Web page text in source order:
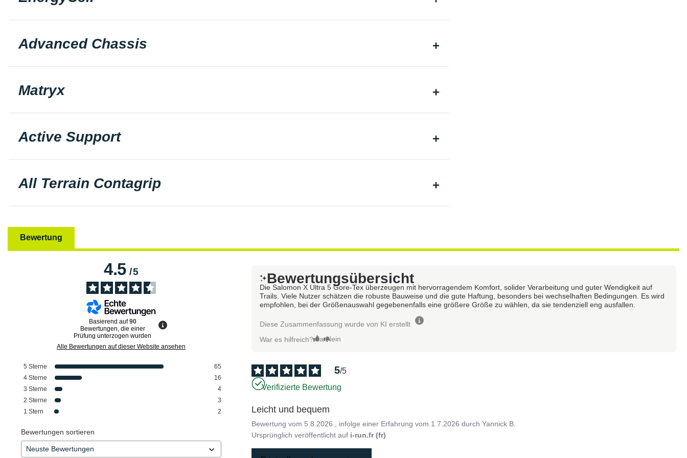
Advanced Chassis
Matryx
Active Support
All Terrain Contagrip
Bewertung
4.5/5
Basierend auf90
Bewertungen, die einer
Prüfung unterzogen wurden
Alle Bewertungen auf dieser Website ansehen
5 Sterne
65
4 Sterne
16
3 Sterne
4
2 Sterne
3
1 Stern 2
Bewertungen sortieren
Bewertungsübersicht
Die Salomon X Ultra 5 Gore-Tex überzeugen mit hervorragendem Komfort, solider Verarbeitung und guter Wendigkeit auf
Trails. Viele Nutzer schätzen die robuste Bauweise und die gute Haftung, besonders bei wechselhaften Bedingungen. Es wird
empfohlen, bei der Größenauswahl gegebenenfalls eine größere Größe zu wählen, da sie tendenziell eng ausfallen.
Diese Zusammenfassung wurde von KI erstellt
War es hilfreich? Ja Nein
5/5
Verifizierte Bewertung
Leicht und bequem
Bewertung vom 5.8.2026 , infolge einer Erfahrung vom 1.7.2026 durchYannick B.
Ursprünglich veröffentlicht auf i-run.fr (fr)